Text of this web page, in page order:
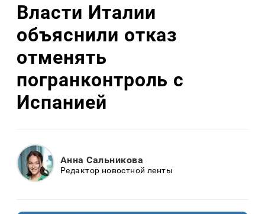
Власти Италии
объяснили отказ
отменять
погранконтроль с
Испанией
Анна Сальникова
Редактор новостной ленты